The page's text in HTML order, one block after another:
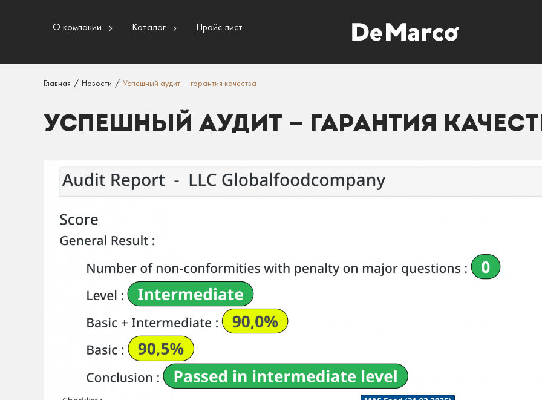
О компании Каталог Прайс лист
Главная / Новости / Успешный аудит — гарантия качества
УСПЕШНЫЙ АУДИТ — ГАРАНТИЯ